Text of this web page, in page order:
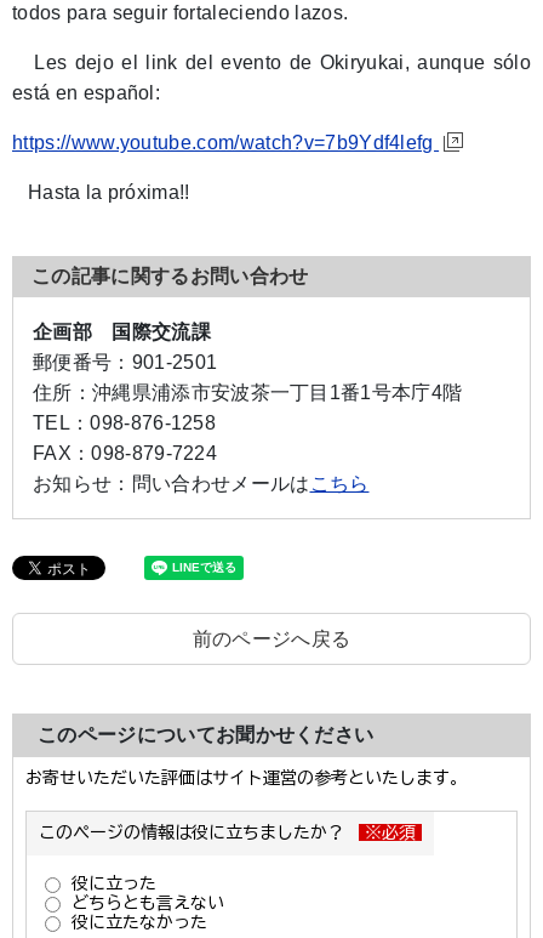
todos para seguir fortaleciendo lazos.
Les dejo el link del evento de Okiryukai, aunque sólo
está en español:
https://www.youtube.com/watch?v=7b9Ydf4lefg
Hasta la próxima!!
この記事に関するお問い合わせ
企画部 国際交流課
郵便番号： 901-2501
住所： 沖縄県浦添市安波茶一丁目1番1号本庁4階
TEL：098-876-1258
FAX：098-879-7224
お知らせ： 問い合わせメールは こちら
前のページへ戻る
このページについてお聞かせください